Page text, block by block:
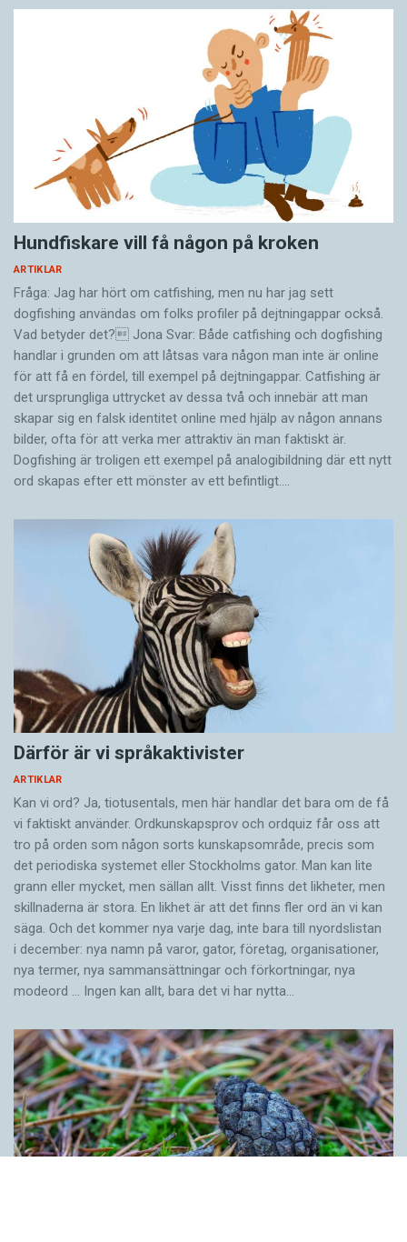
Hundfiskare vill få någon på kroken
ARTIKLAR
Fråga: Jag har hört om catfishing, men nu har jag sett
dogfishing användas om folks profiler på dejtningappar också.
Vad betyder det? Jona Svar: Både catfishing och dogfishing
handlar i grunden om att låtsas vara någon man inte är online
för att få en fördel, till exempel på dejtningappar. Catfishing är
det ursprungliga uttrycket av dessa två och innebär att man
skapar sig en falsk identitet online med hjälp av någon annans
bilder, ofta för att verka mer attraktiv än man faktiskt är.
Dogfishing är troligen ett exempel på analogibildning där ett nytt
ord skapas efter ett mönster av ett befintligt.…
Därför är vi språkaktivister
ARTIKLAR
Kan vi ord? Ja, tiotusentals, men här handlar det bara om de få
vi faktiskt använder. Ordkunskapsprov och ordquiz får oss att
tro på orden som någon sorts kunskapsområde, precis som
det periodiska systemet eller Stockholms gator. Man kan lite
grann eller mycket, men sällan allt. Visst finns det likheter, men
skillnaderna är stora. En likhet är att det finns fler ord än vi kan
säga. Och det kommer nya varje dag, inte bara till nyordslistan
i december: nya namn på varor, gator, företag, organisationer,
nya termer, nya samman­sättningar och förkortningar, nya
modeord … Ingen kan allt, bara det vi har nytta…